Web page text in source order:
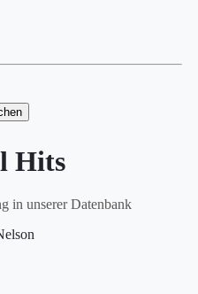
Hits
in unserer Datenbank